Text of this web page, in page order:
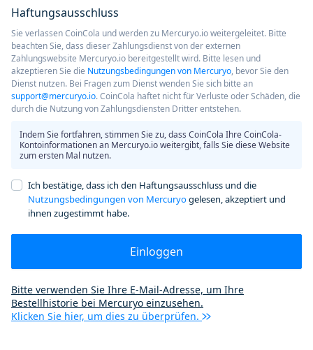
Haftungsausschluss
Sie verlassen CoinCola und werden zu Mercuryo.io weitergeleitet. Bitte
beachten Sie, dass dieser Zahlungsdienst von der externen
Zahlungswebsite Mercuryo.io bereitgestellt wird. Bitte lesen und
akzeptieren Sie die Nutzungsbedingungen von Mercuryo, bevor Sie den
Dienst nutzen. Bei Fragen zum Dienst wenden Sie sich bitte an
support@mercuryo.io. CoinCola haftet nicht für Verluste oder Schäden, die
durch die Nutzung von Zahlungsdiensten Dritter entstehen.
Indem Sie fortfahren, stimmen Sie zu, dass CoinCola Ihre CoinCola-
Kontoinformationen an Mercuryo.io weitergibt, falls Sie diese Website
zum ersten Mal nutzen.
Ich bestätige, dass ich den Haftungsausschluss und die
Nutzungsbedingungen von Mercuryogelesen, akzeptiert und
ihnen zugestimmt habe.
Einloggen
Bitte verwenden Sie Ihre E-Mail-Adresse, um Ihre
Bestellhistorie bei Mercuryo einzusehen.
Klicken Sie hier, um dies zu überprüfen.